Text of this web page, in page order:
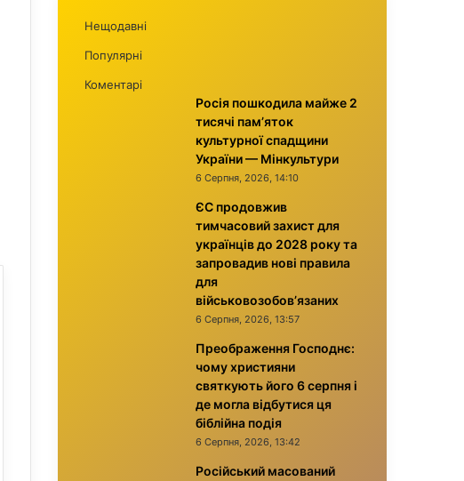
Нещодавні
Популярні
Коментарі
Росія пошкодила майже 2
тисячі пам’яток
культурної спадщини
України — Мінкультури
6 Серпня, 2026, 14:10
ЄС продовжив
тимчасовий захист для
українців до 2028 року та
запровадив нові правила
для
військовозобов’язаних
6 Серпня, 2026, 13:57
Преображення Господнє:
чому християни
святкують його 6 серпня і
де могла відбутися ця
біблійна подія
6 Серпня, 2026, 13:42
Російський масований